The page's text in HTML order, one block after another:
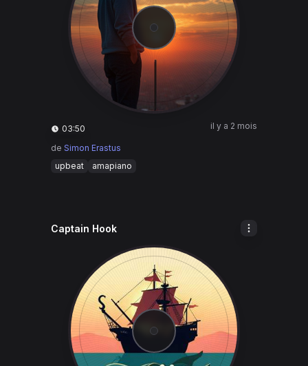
03:50 il y a 2 mois
de Simon Erastus
upbeat
amapiano
Captain Hook